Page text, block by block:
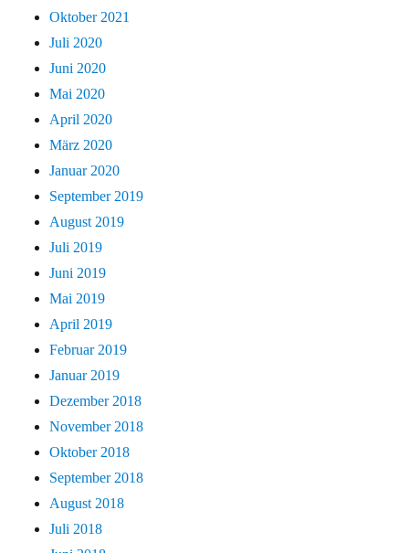
Oktober 2021
Juli 2020
Juni 2020
Mai 2020
April 2020
März 2020
Januar 2020
September 2019
August 2019
Juli 2019
Juni 2019
Mai 2019
April 2019
Februar 2019
Januar 2019
Dezember 2018
November 2018
Oktober 2018
September 2018
August 2018
Juli 2018